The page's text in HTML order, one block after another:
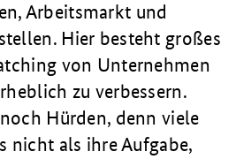
Arbeitsmarkt und
Hier besteht großes
von Unternehmen
zu verbessern.
Hürden, denn viele
nicht als ihre Aufgabe,